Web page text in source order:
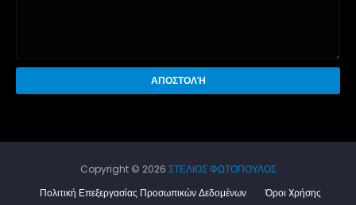
Copyright © 2026 ΣΤΕΛΙΟΣ ΦΩΤΟΠΟΥΛΟΣ
Πολιτική Επεξεργασίας Προσωπικών Δεδομένων
Όροι Xρήσης